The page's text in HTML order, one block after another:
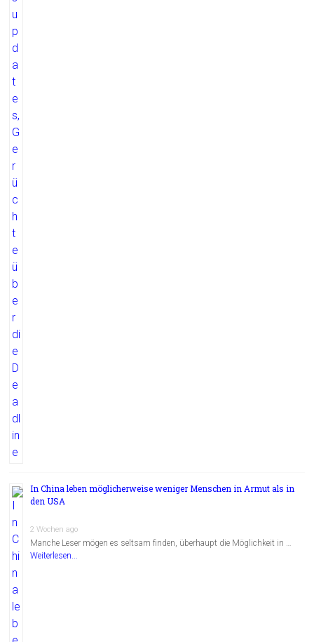
In China leben möglicherweise weniger Menschen in Armut als in
den USA
2 Wochen ago
Manche Leser mögen es seltsam finden, überhaupt die Möglichkeit in …
Weiterlesen...